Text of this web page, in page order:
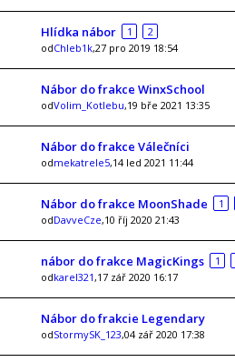
Hlídka nábor 1
2
odChleb1k,27 pro 2019 18:54
Nábor do frakce WinxSchool
odVolim_Kotlebu,19 bře 2021 13:35
Nábor do frakce Válečníci
odmekatrele5,14 led 2021 11:44
Nábor do frakce MoonShade 1
odDavveCze,10 říj 2020 21:43
nábor do frakce MagicKings 1
odkarel321,17 zář 2020 16:17
Nábor do frakcie Legendary
odStormySK_123,04 zář 2020 17:38